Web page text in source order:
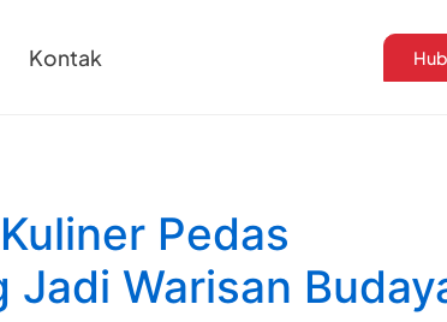
Kontak
Pedas
Warisan